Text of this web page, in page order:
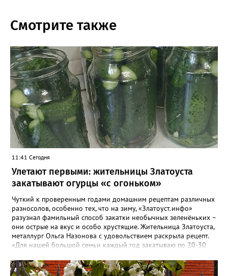
Смотрите также
11:41 Сегодня
Улетают первыми: жительницы Златоуста
закатывают огурцы «с огоньком»
Чуткий к проверенным годами домашним рецептам различных
разносолов, особенно тех, что на зиму, «Златоуст.инфо»
разузнал фамильный способ закатки необычных зеленёньких –
они острые на вкус и особо хрустящие. Жительница Златоуста,
металлург Ольга Назонова с удовольствием раскрыла рецепт.
«Для нашей большой семьи каждый год закатываю по 20-30
улетают со стола первыми, а гости неизменно просят рецепт, -
отметила Ольга. – Несмотря на это неласковое лето, парники